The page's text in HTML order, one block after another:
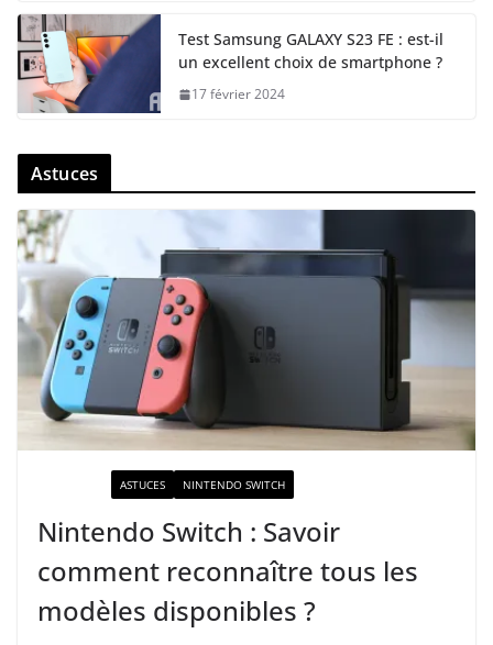
Test Samsung GALAXY S23 FE : est-il
un excellent choix de smartphone ?
17 février 2024
Astuces
ASTUCES NINTENDO SWITCH
Nintendo Switch : Savoir
comment reconnaître tous les
modèles disponibles ?